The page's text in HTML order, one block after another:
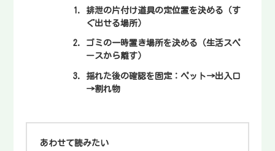
排泄の片付け道具の定位置を決める（す
ぐ出せる場所）
ゴミの一時置き場所を決める（生活スペ
ースから離す）
揺れた後の確認を固定：ペット→出入口
→割れ物
あわせて読みたい